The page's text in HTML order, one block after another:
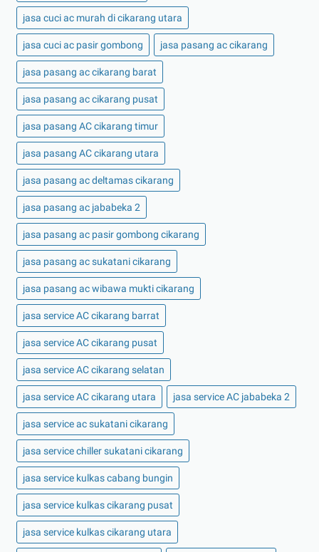
jasa cuci ac murah di cikarang utara
jasa cuci ac pasir gombong jasa pasang ac cikarang
jasa pasang ac cikarang barat
jasa pasang ac cikarang pusat
jasa pasang AC cikarang timur
jasa pasang AC cikarang utara
jasa pasang ac deltamas cikarang
jasa pasang ac jababeka 2
jasa pasang ac pasir gombong cikarang
jasa pasang ac sukatani cikarang
jasa pasang ac wibawa mukti cikarang
jasa service AC cikarang barrat
jasa service AC cikarang pusat
jasa service AC cikarang selatan
jasa service AC cikarang utara jasa service AC jababeka 2
jasa service ac sukatani cikarang
jasa service chiller sukatani cikarang
jasa service kulkas cabang bungin
jasa service kulkas cikarang pusat
jasa service kulkas cikarang utara